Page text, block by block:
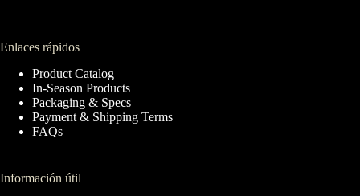
Enlaces rápidos
Product Catalog
In-Season Products
Packaging & Specs
Payment & Shipping Terms
FAQs
Información útil